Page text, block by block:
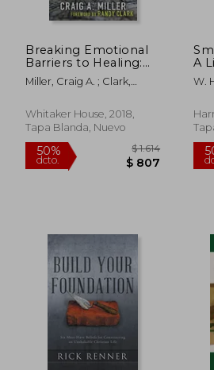
dcto.
Breaking Emotional
Barriers to Healing:
Understanding the
Mind-Body
Illness (en Inglés)
Miller, Craig A. ; Clark,
Whitaker House, 2018,
Tapa Blanda, Nuevo
A
W.